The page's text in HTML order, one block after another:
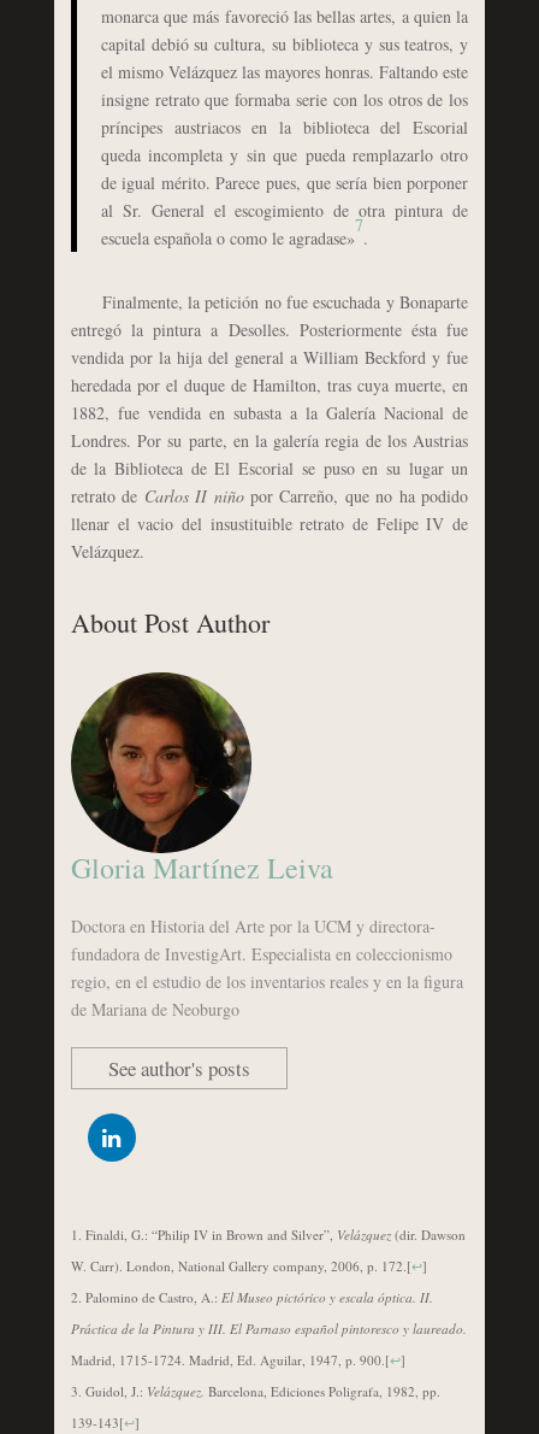
monarca que más favoreció las bellas artes, a quien la
capital debió su cultura, su biblioteca y sus teatros, y
el mismo Velázquez las mayores honras. Faltando este
insigne retrato que formaba serie con los otros de los
príncipes austriacos en la biblioteca del Escorial
queda incompleta y sin que pueda remplazarlo otro
de igual mérito. Parece pues, que sería bien porponer
al Sr. General el escogimiento de otra pintura de
escuela española o como le agradase»
7
.
Finalmente, la petición no fue escuchada y Bonaparte
entregó la pintura a Desolles. Posteriormente ésta fue
vendida por la hija del general a William Beckford y fue
heredada por el duque de Hamilton, tras cuya muerte, en
1882, fue vendida en subasta a la Galería Nacional de
Londres. Por su parte, en la galería regia de los Austrias
de la Biblioteca de El Escorial se puso en su lugar un
retrato de Carlos II niñopor Carreño, que no ha podido
llenar el vacio del insustituible retrato de Felipe IV de
Velázquez.
About Post Author
Gloria Martínez Leiva
Doctora en Historia del Arte por la UCM y directora-
fundadora de InvestigArt. Especialista en coleccionismo
regio, en el estudio de los inventarios reales y en la figura
de Mariana de Neoburgo
See author's posts
Finaldi, G.: “Philip IV in Brown and Silver”, Velázquez (dir. Dawson
W. Carr). London, National Gallery company, 2006, p. 172. [↩]
Palomino de Castro, A.: El Museo pictórico y escala óptica. II.
Práctica de la Pintura y III. El Parnaso español pintoresco y laureado.
Madrid, 1715-1724. Madrid, Ed. Aguilar, 1947, p. 900. [↩]
Guidol, J.: Velázquez. Barcelona, Ediciones Poligrafa, 1982, pp.
139-143[↩]